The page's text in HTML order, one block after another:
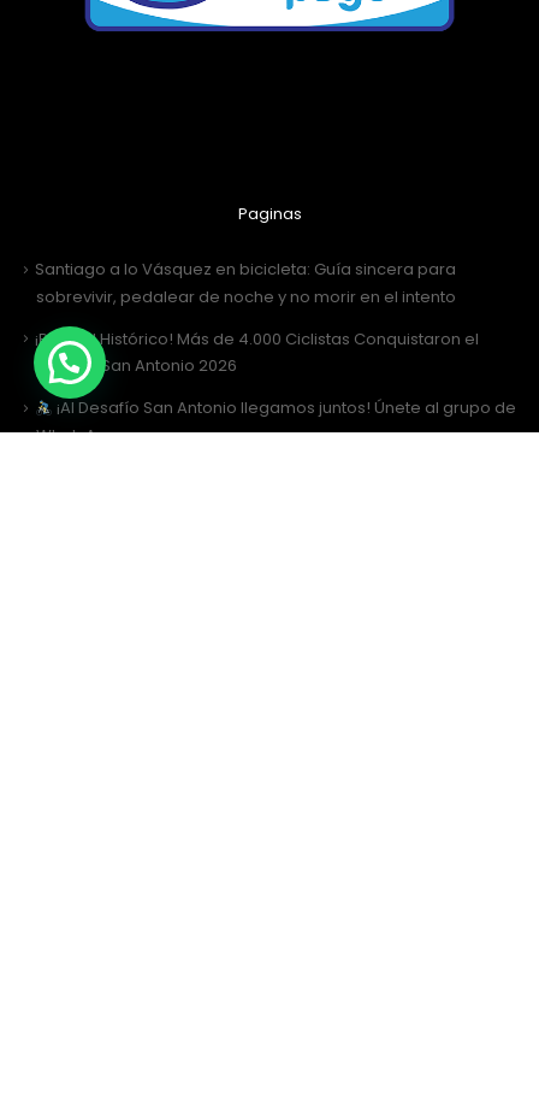
Paginas
Santiago a lo Vásquez en bicicleta: Guía sincera para
sobrevivir, pedalear de noche y no morir en el intento
¡Récord Histórico! Más de 4.000 Ciclistas Conquistaron el
Desafío San Antonio 2026
¡Al Desafío San Antonio llegamos juntos! Únete al grupo de
WhatsApp